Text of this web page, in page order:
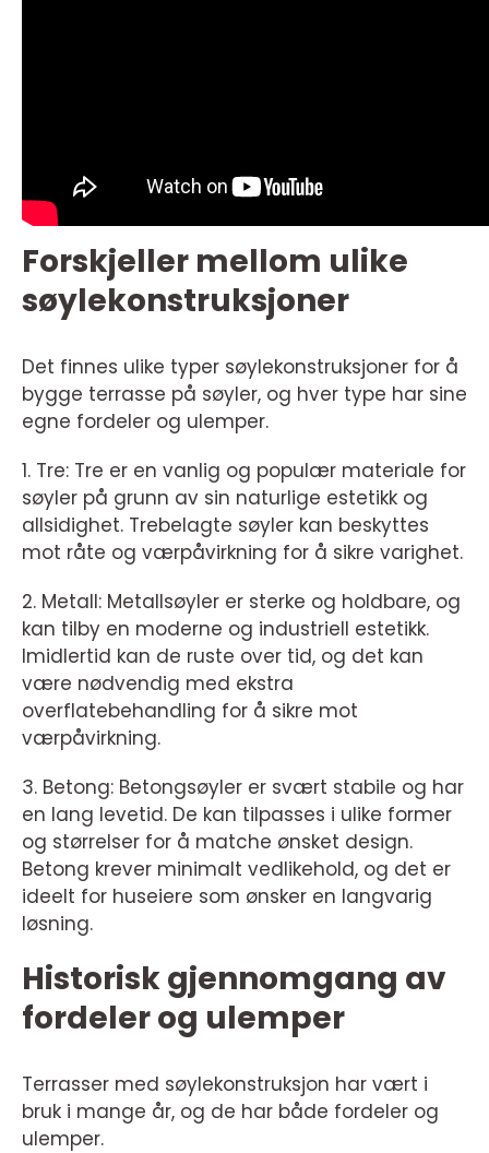
Forskjeller mellom ulike
søylekonstruksjoner
Det finnes ulike typer søylekonstruksjoner for å
bygge terrasse på søyler, og hver type har sine
egne fordeler og ulemper.
1. Tre: Tre er en vanlig og populær materiale for
søyler på grunn av sin naturlige estetikk og
allsidighet. Trebelagte søyler kan beskyttes
mot råte og værpåvirkning for å sikre varighet.
2. Metall: Metallsøyler er sterke og holdbare, og
kan tilby en moderne og industriell estetikk.
Imidlertid kan de ruste over tid, og det kan
være nødvendig med ekstra
overflatebehandling for å sikre mot
værpåvirkning.
3. Betong: Betongsøyler er svært stabile og har
en lang levetid. De kan tilpasses i ulike former
og størrelser for å matche ønsket design.
Betong krever minimalt vedlikehold, og det er
ideelt for huseiere som ønsker en langvarig
løsning.
Historisk gjennomgang av
fordeler og ulemper
Terrasser med søylekonstruksjon har vært i
bruk i mange år, og de har både fordeler og
ulemper.